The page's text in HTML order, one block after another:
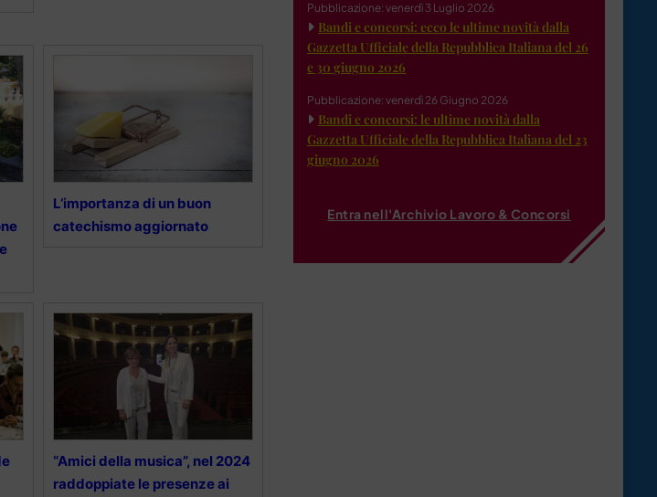
L’importanza di un buon
catechismo aggiornato
“Amici della musica”, nel 2024
raddoppiate le presenze ai
Pubblicazione: venerdì 3 Luglio 2026
Bandi e concorsi: ecco le ultime novità dalla
Gazzetta Ufficiale della Repubblica Italiana del 26
e 30 giugno 2026
Pubblicazione: venerdì 26 Giugno 2026
Bandi e concorsi: le ultime novità dalla
Gazzetta Ufficiale della Repubblica Italiana del 23
giugno 2026
Entra nell'Archivio Lavoro & Concorsi